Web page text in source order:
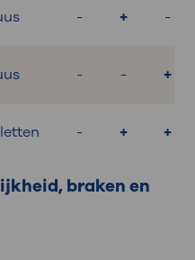
- + -
- - +
- + +
braken en